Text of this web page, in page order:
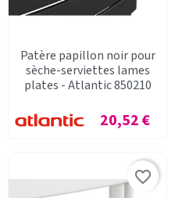
Patère papillon noir pour
sèche-serviettes lames
plates - Atlantic 850210
Prix
20,52 €
favorite_border